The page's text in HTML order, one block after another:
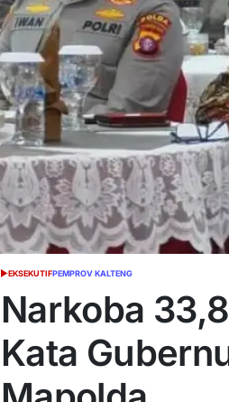
POSTED
EKSEKUTIFPEMPROV KALTENG
Narkoba
Kata